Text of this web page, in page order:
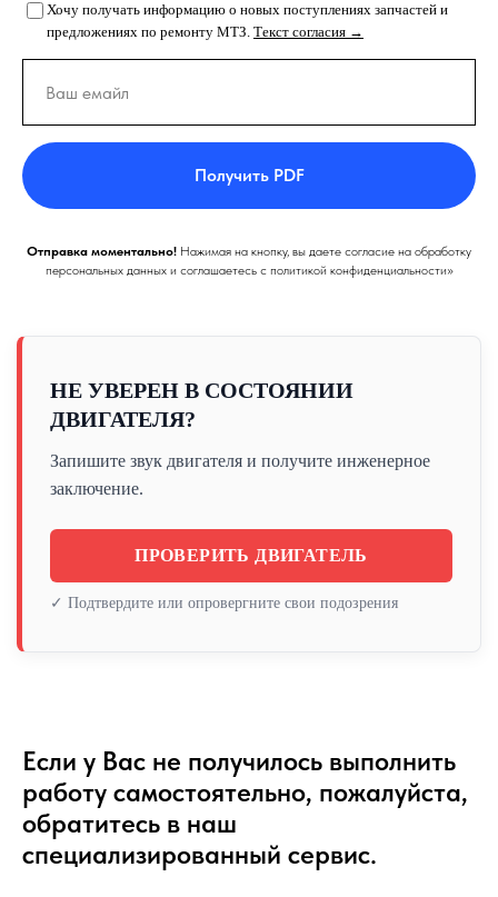
Хочу получать информацию о новых поступлениях запчастей и
предложениях по ремонту МТЗ. Текст согласия →
Получить PDF
Отправка моментально! Нажимая на кнопку, вы даете согласие на обработку
персональных данных и соглашаетесь c политикой конфиденциальности»
НЕ УВЕРЕН В СОСТОЯНИИ
ДВИГАТЕЛЯ?
Запишите звук двигателя и получите инженерное
заключение.
ПРОВЕРИТЬ ДВИГАТЕЛЬ
✓ Подтвердите или опровергните свои подозрения
Если у Вас не получилось выполнить
работу самостоятельно, пожалуйста,
обратитесь в наш
специализированный сервис.